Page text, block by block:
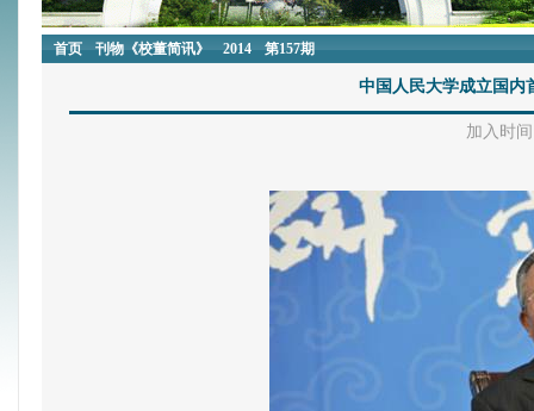
首页 刊物《校董简讯》 2014 第157期
中国人民大学成立国内
加入时间